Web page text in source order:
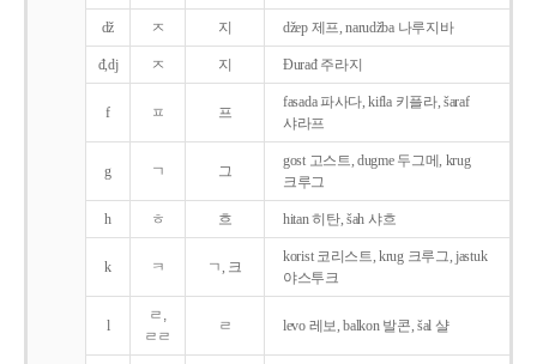
dž ㅈ 지 džep 제프, narudžba 나루지바
đ,dj ㅈ 지 Ðurađ 주라지
f ㅍ 프
fasada 파사다, kifla 키플라, šaraf
샤라프
g ㄱ 그
gost 고스트, dugme 두그메, krug
크루그
h ㅎ 흐 hitan 히탄, šah 샤흐
k ㅋ ㄱ, 크
korist 코리스트, krug 크루그, jastuk
야스투크
l
ㄹ,
ㄹㄹ
ㄹ levo 레보, balkon 발콘, šal 샬